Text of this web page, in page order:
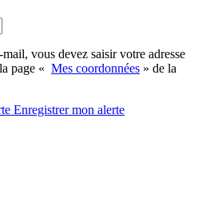
vous devez saisir votre adresse
page « Mes coordonnées » de la
Enregistrermon alerte